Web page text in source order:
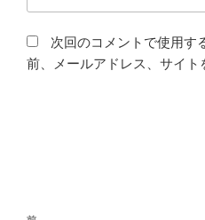
次回のコメントで使用す
前、メールアドレス、サイト
投